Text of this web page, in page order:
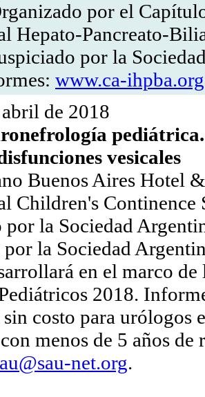
por el
Hepato-Pancreato-
por la
www.ca-
de 2018
vesicales
Buenos Aires Hotel
Children's Continence
por la Sociedad
la Sociedad
en el marco de
2018.
costo para urólogos
menos de 5 años de
net.org.